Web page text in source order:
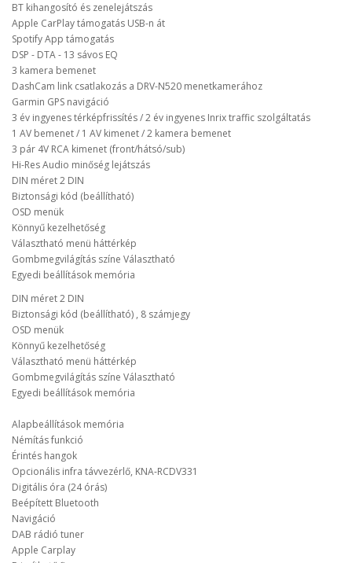
BT kihangosító és zenelejátszás
Apple CarPlay támogatás USB-n át
Spotify App támogatás
DSP - DTA - 13 sávos EQ
3 kamera bemenet
DashCam link csatlakozás a DRV-N520 menetkamerához
Garmin GPS navigáció
3 év ingyenes térképfrissítés / 2 év ingyenes Inrix traffic szolgáltatás
1 AV bemenet / 1 AV kimenet / 2 kamera bemenet
3 pár 4V RCA kimenet (front/hátsó/sub)
Hi-Res Audio minőség lejátszás
DIN méret 2 DIN
Biztonsági kód (beállítható)
OSD menük
Könnyű kezelhetőség
Választható menü háttérkép
Gombmegvilágítás színe Választható
Egyedi beállítások memória
DIN méret 2 DIN
Biztonsági kód (beállítható) , 8 számjegy
OSD menük
Könnyű kezelhetőség
Választható menü háttérkép
Gombmegvilágítás színe Választható
Egyedi beállítások memória
Alapbeállítások memória
Némítás funkció
Érintés hangok
Opcionális infra távvezérlő, KNA-RCDV331
Digitális óra (24 órás)
Beépített Bluetooth
Navigáció
DAB rádió tuner
Apple Carplay